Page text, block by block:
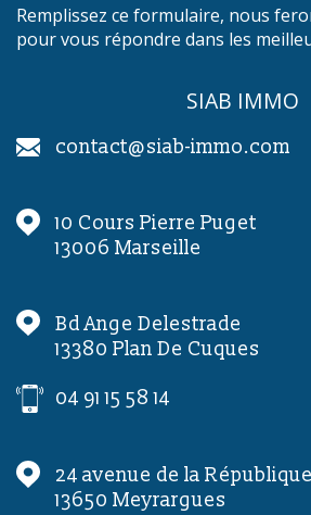
Remplissez ce formulaire, nous
pour vous répondre dans les
SIAB IMMO
contact@siab-immo.com
10 Cours Pierre Puget
13006
Marseille
Bd Ange Delestrade
13380
Plan De Cuques
04 91 15 58 14
24 avenue de la République
13650
Meyrargues